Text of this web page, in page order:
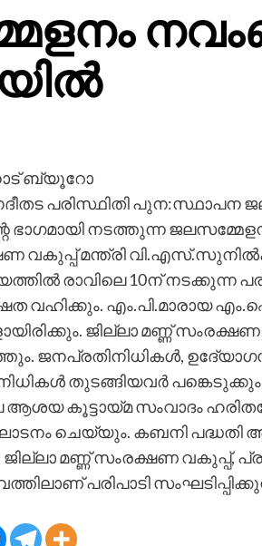
ബ്യൂറോ
പരിസ്ഥിതി പുന:സ്ഥാപന
ഭാഗമായി നടത്തുന്ന
മന്ത്രി
രാവിലെ 10ന് നടക്കുന്ന
എം.പി.മാരായ
ജില്ലാ മണ്ണ്
ജനപ്രതിനിധികള്‍,
തുടങ്ങിയവര്‍
ആശയ കൂട്ടായ്മ സംവാദം
ചെയ്യും. കബനി പദ്ധതി
ജില്ലാ മണ്ണ് സംരക്ഷണ വകുപ്പ്,
പരിപാടി